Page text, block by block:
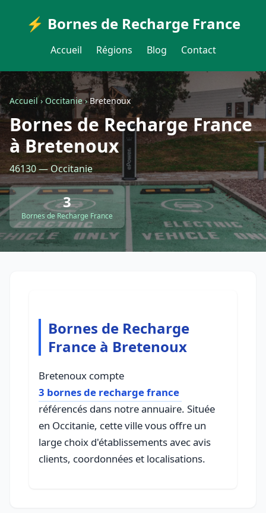
⚡ Bornes de Recharge France
Accueil Régions Blog Contact
Accueil›Occitanie›Bretenoux
Bornes de Recharge France
à Bretenoux
46130 — Occitanie
3
Bornes de Recharge France
Bornes de Recharge
France à Bretenoux
Bretenoux compte
3 bornes de recharge france
référencés dans notre annuaire. Située
en Occitanie, cette ville vous offre un
large choix d'établissements avec avis
clients, coordonnées et localisations.